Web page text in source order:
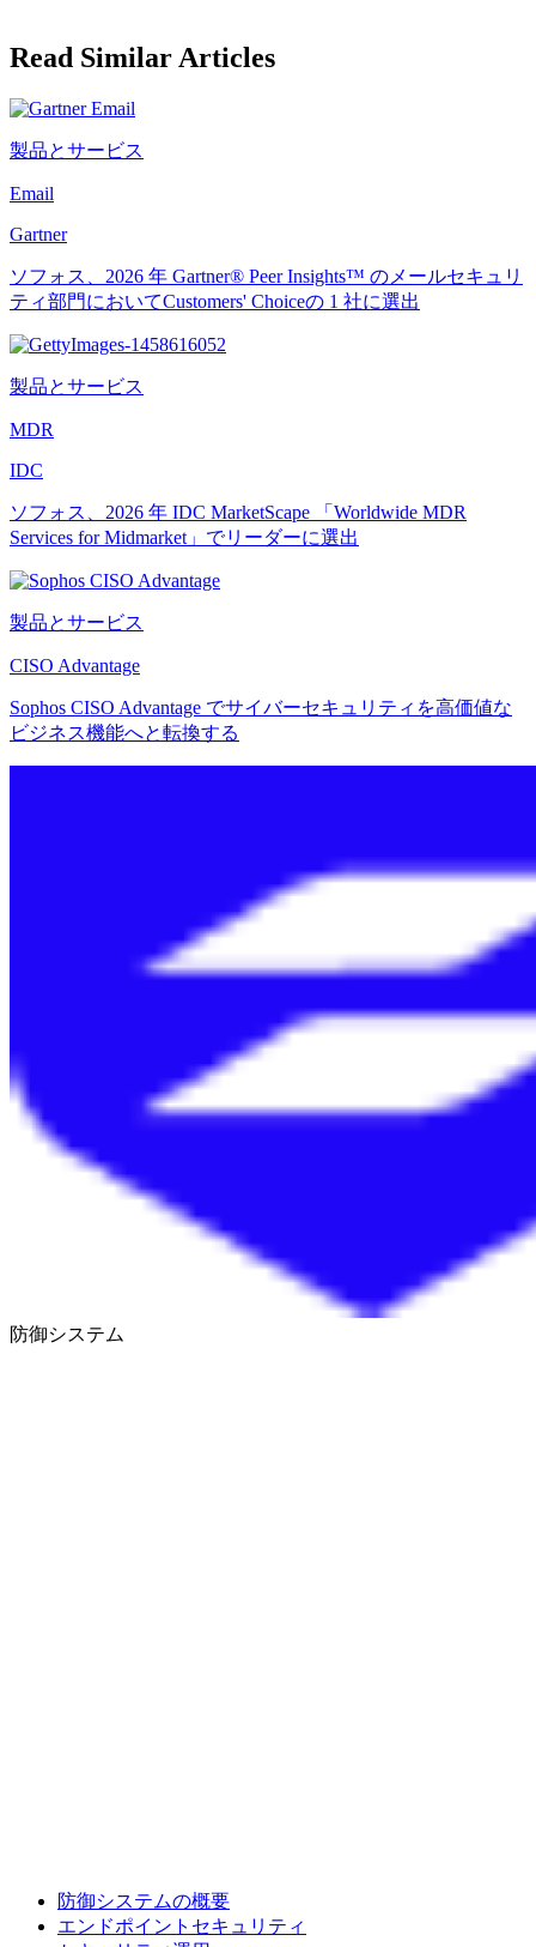
Read Similar Articles
製品とサービス
Email
Gartner
ソフォス、2026 年 Gartner® Peer Insights™ のメールセキュリ
ティ部門においてCustomers' Choiceの 1 社に選出
製品とサービス
MDR
IDC
ソフォス、2026 年 IDC MarketScape 「Worldwide MDR
Services for Midmarket」でリーダーに選出
製品とサービス
CISO Advantage
Sophos CISO Advantage でサイバーセキュリティを高価値な
ビジネス機能へと転換する
防御システム
防御システムの概要
エンドポイントセキュリティ